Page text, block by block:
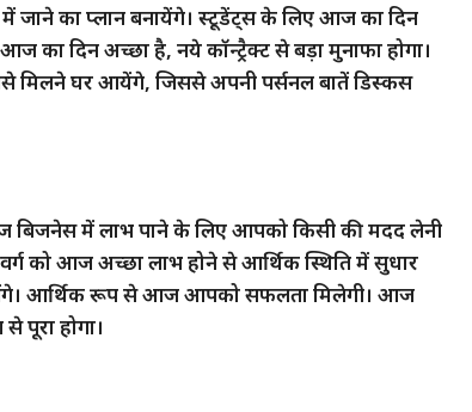
जाने का प्लान बनायेंगे। स्टूडेंट्स के लिए आज का दिन
का दिन अच्छा है, नये कॉन्ट्रैक्ट से बड़ा मुनाफा होगा।
मिलने घर आयेंगे, जिससे अपनी पर्सनल बातें डिस्कस
बिजनेस में लाभ पाने के लिए आपको किसी की मदद लेनी
को आज अच्छा लाभ होने से आर्थिक स्थिति में सुधार
आर्थिक रूप से आज आपको सफलता मिलेगी। आज
पूरा होगा।